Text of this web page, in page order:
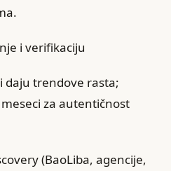
i verifikaciju
daju trendove rasta;
za autentičnost
(BaoLiba, agencije,